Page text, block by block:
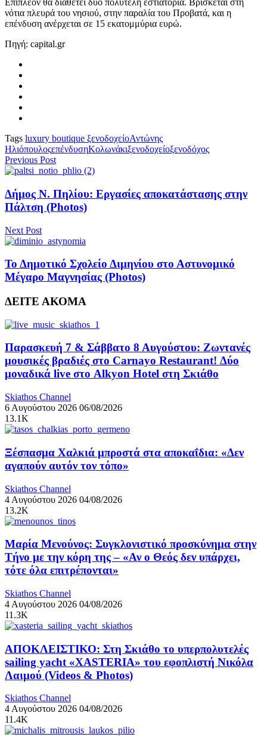
Επιπλέον θα διαθέτει δύο πολυτελή εστιατόρια. Βρίσκεται στη
νότια πλευρά του νησιού, στην παραλία του Προβατά, και η
επένδυση ανέρχεται σε 15 εκατομμύρια ευρώ.
Πηγή: capital.gr
Tags luxury boutique ξενοδοχείοΑντώνης
ΗλιόπουλοςεπένδυσηΚολωνάκιξενοδοχείοξενοδόχος
Previous Post
Δήμος Ν. Πηλίου: Εργασίες αποκατάστασης στην
Πάλτση (Photos)
Next Post
Το Δημοτικό Σχολείο Διμηνίου στο Αστυνομικό
Μέγαρο Μαγνησίας (Photos)
ΔΕΙΤΕ ΑΚΟΜΑ
Παρασκευή 7 & Σάββατο 8 Αυγούστου: Ζωντανές
μουσικές βραδιές στο Carnayo Restaurant! Δύο
μοναδικά live στο Alkyon Hotel στη Σκιάθο
Skiathos Channel
6 Αυγούστου 2026 06/08/2026
13.1K
Ξέσπασμα Χαλκιά μπροστά στα αποκαΐδια: «Δεν
αγαπούν αυτόν τον τόπο»
Skiathos Channel
4 Αυγούστου 2026 04/08/2026
13.2K
Μαρία Μενούνος: Συγκλονιστικό προσκύνημα στην
Τήνο με την κόρη της – «Αν ο Θεός δεν υπάρχει,
τότε όλα επιτρέπονται»
Skiathos Channel
4 Αυγούστου 2026 04/08/2026
11.3K
ΑΠΟΚΛΕΙΣΤΙΚΟ: Στη Σκιάθο το υπερπολυτελές
sailing yacht «XASTERIA» του εφοπλιστή Νικόλα
Λαιμού (Videos & Photos)
Skiathos Channel
4 Αυγούστου 2026 04/08/2026
11.4K